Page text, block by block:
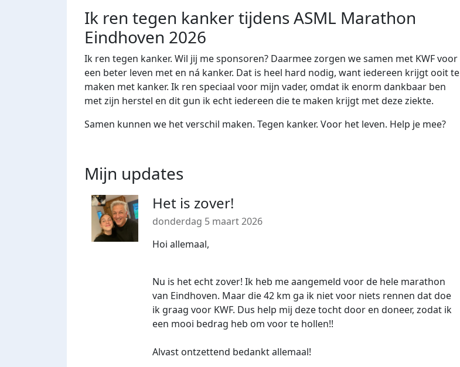
Ik ren tegen kanker tijdens ASML Marathon
Eindhoven 2026
Ik ren tegen kanker. Wil jij me sponsoren? Daarmee zorgen we samen met KWF voor
een beter leven met en ná kanker. Dat is heel hard nodig, want iedereen krijgt ooit te
maken met kanker. Ik ren speciaal voor mijn vader, omdat ik enorm dankbaar ben
met zijn herstel en dit gun ik echt iedereen die te maken krijgt met deze ziekte.
Samen kunnen we het verschil maken. Tegen kanker. Voor het leven. Help je mee?
Mijn updates
Het is zover!
donderdag 5 maart 2026
Hoi allemaal,
Nu is het echt zover! Ik heb me aangemeld voor de hele marathon
van Eindhoven. Maar die 42 km ga ik niet voor niets rennen dat doe
ik graag voor KWF. Dus help mij deze tocht door en doneer, zodat ik
een mooi bedrag heb om voor te hollen!!
Alvast ontzettend bedankt allemaal!